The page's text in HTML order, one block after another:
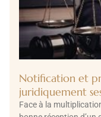
Notification et
juridiquement
Face à la